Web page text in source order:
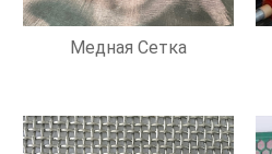
Медная Сетка